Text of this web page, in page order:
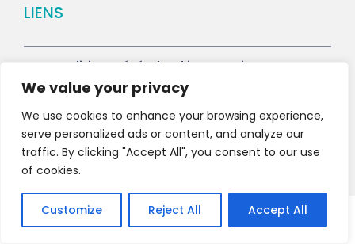
We value your privacy
We use cookies to enhance your browsing experience,
serve personalized ads or content, and analyze our
traffic. By clicking "Accept All", you consent to our use
of cookies.
Customize Reject All Accept All
LIENS
Conditions générales d’intervention
Copyright 2021 HV-A, All Right Reserved